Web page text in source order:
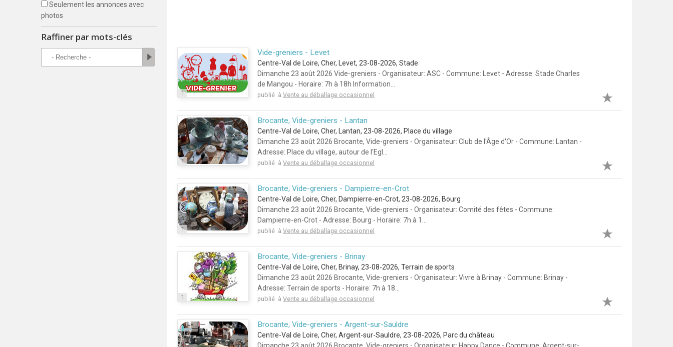
Seulement les annonces avec
photos
Raffiner par mots-clés
1
Vide-greniers - Levet
Centre-Val de Loire, Cher, Levet, 23-08-2026, Stade
Dimanche 23 août 2026 Vide-greniers - Organisateur: ASC - Commune: Levet - Adresse: Stade Charles
de Mangou - Horaire: 7h à 18h Information...
publié à Vente au déballage occasionnel
1
Brocante, Vide-greniers - Lantan
Centre-Val de Loire, Cher, Lantan, 23-08-2026, Place du village
Dimanche 23 août 2026 Brocante, Vide-greniers - Organisateur: Club de l'Âge d'Or - Commune: Lantan -
Adresse: Place du village, autour de l'Egl...
publié à Vente au déballage occasionnel
1
Brocante, Vide-greniers - Dampierre-en-Crot
Centre-Val de Loire, Cher, Dampierre-en-Crot, 23-08-2026, Bourg
Dimanche 23 août 2026 Brocante, Vide-greniers - Organisateur: Comité des fêtes - Commune:
Dampierre-en-Crot - Adresse: Bourg - Horaire: 7h à 1...
publié à Vente au déballage occasionnel
1
Brocante, Vide-greniers - Brinay
Centre-Val de Loire, Cher, Brinay, 23-08-2026, Terrain de sports
Dimanche 23 août 2026 Brocante, Vide-greniers - Organisateur: Vivre à Brinay - Commune: Brinay -
Adresse: Terrain de sports - Horaire: 7h à 18...
publié à Vente au déballage occasionnel
Brocante, Vide-greniers - Argent-sur-Sauldre
Centre-Val de Loire, Cher, Argent-sur-Sauldre, 23-08-2026, Parc du château